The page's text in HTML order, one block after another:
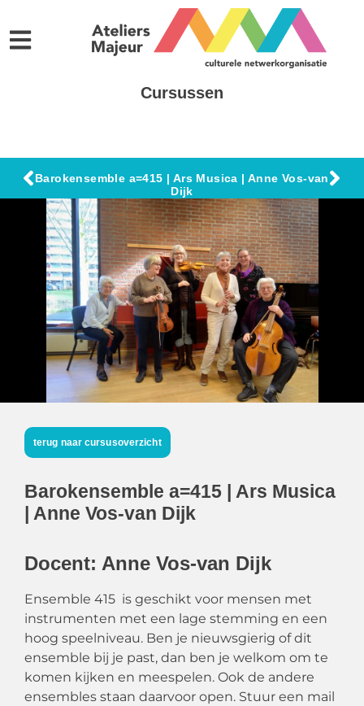
Cursussen
Barokensemble a=415 | Ars Musica | Anne Vos-van
Dijk
terug naar cursusoverzicht
Barokensemble a=415 | Ars Musica
| Anne Vos-van Dijk
Docent: Anne Vos-van Dijk
Ensemble 415 is geschikt voor mensen met
instrumenten met een lage stemming en een
hoog speelniveau. Ben je nieuwsgierig of dit
ensemble bij je past, dan ben je welkom om te
komen kijken en meespelen. Ook de andere
ensembles staan daarvoor open. Stuur een mail